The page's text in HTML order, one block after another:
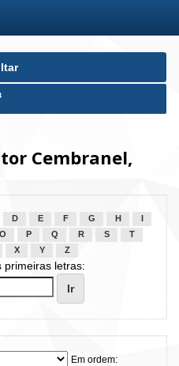
Cembranel,
D E F G H
O P Q R S
T
X Y Z
primeiras letras:
Em ordem: